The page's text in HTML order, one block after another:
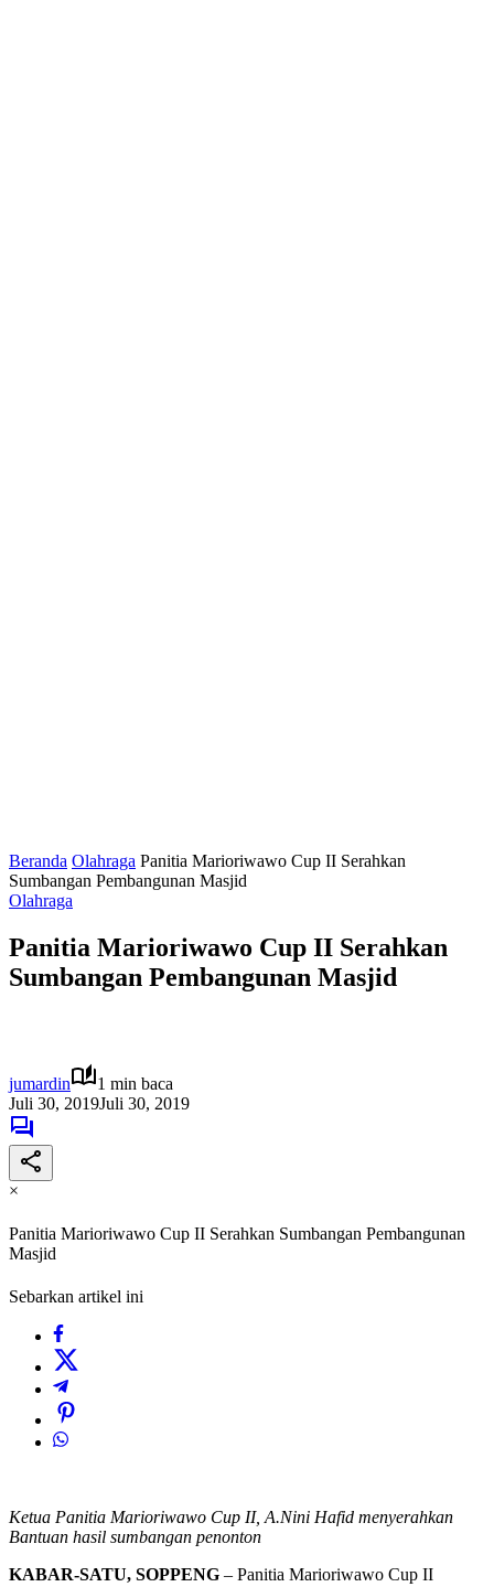
Beranda Olahraga Panitia Marioriwawo Cup II Serahkan
Sumbangan Pembangunan Masjid
Olahraga
Panitia Marioriwawo Cup II Serahkan
Sumbangan Pembangunan Masjid
jumardin
1 min baca
Juli 30, 2019Juli 30, 2019
×
Panitia Marioriwawo Cup II Serahkan Sumbangan Pembangunan
Masjid
Sebarkan artikel ini
Ketua Panitia Marioriwawo Cup II, A.Nini Hafid menyerahkan
Bantuan hasil sumbangan penonton
KABAR-SATU, SOPPENG – Panitia Marioriwawo Cup II